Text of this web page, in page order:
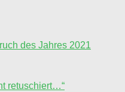
des Jahres 2021
retuschiert…“